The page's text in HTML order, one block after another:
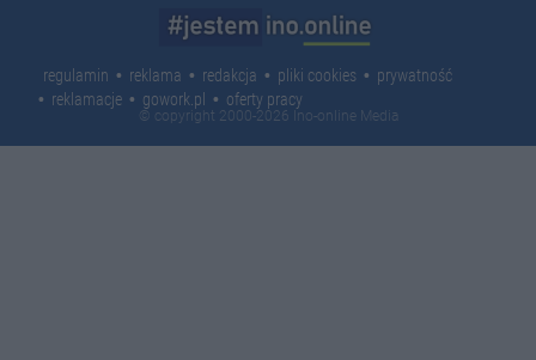
regulamin reklama redakcja pliki cookies
prywatność
reklamacje
gowork.pl oferty pracy
© copyright 2000-2026 Ino-online Media